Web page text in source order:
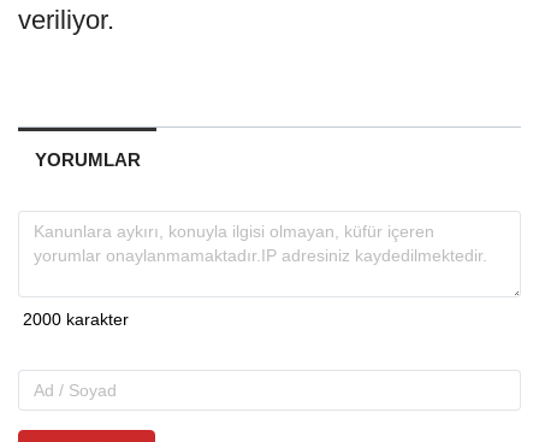
veriliyor.
YORUMLAR